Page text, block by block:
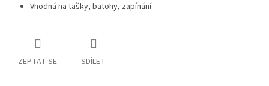
Vhodná na tašky, batohy, zapínání
ZEPTAT SE SDÍLET